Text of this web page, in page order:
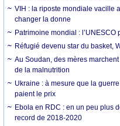
VIH : la riposte mondiale vacille
changer la donne
Patrimoine mondial :
Réfugié devenu star du basket,
Au Soudan, des mères
de la malnutrition
Ukraine : à mesure que la
paient le prix
Ebola en RDC : en un peu plus
record de 2018-2020